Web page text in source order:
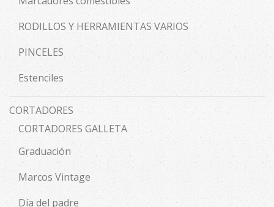
RODILLOS Y HERRAMIENTAS VARIOS
PINCELES
Estenciles
CORTADORES
CORTADORES GALLETA
Graduación
Marcos Vintage
Día del padre